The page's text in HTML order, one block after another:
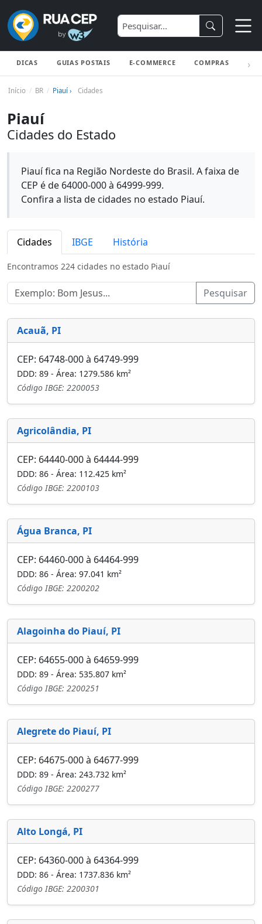
DICAS GUIAS POSTAIS E-COMMERCE COMPRAS
Início BR Piauí › Cidades
Piauí
Cidades do Estado
Piauí fica na Região Nordeste do Brasil. A faixa de
CEP é de 64000-000 à 64999-999.
Confira a lista de cidades no estado Piauí.
Cidades IBGE História
Encontramos 224 cidades no estado Piauí
Pesquisar
Acauã, PI
CEP: 64748-000 à 64749-999
DDD: 89 - Área: 1279.586 km²
Código IBGE: 2200053
Agricolândia, PI
CEP: 64440-000 à 64444-999
DDD: 86 - Área: 112.425 km²
Código IBGE: 2200103
Água Branca, PI
CEP: 64460-000 à 64464-999
DDD: 86 - Área: 97.041 km²
Código IBGE: 2200202
Alagoinha do Piauí, PI
CEP: 64655-000 à 64659-999
DDD: 89 - Área: 535.807 km²
Código IBGE: 2200251
Alegrete do Piauí, PI
CEP: 64675-000 à 64677-999
DDD: 89 - Área: 243.732 km²
Código IBGE: 2200277
Alto Longá, PI
CEP: 64360-000 à 64364-999
DDD: 86 - Área: 1737.836 km²
Código IBGE: 2200301